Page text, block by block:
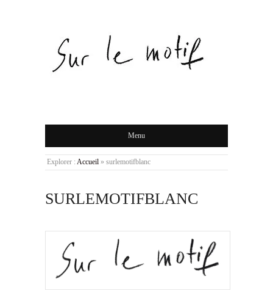
Menu
Explorer : Accueil » surlemotifblanc
SURLEMOTIFBLANC